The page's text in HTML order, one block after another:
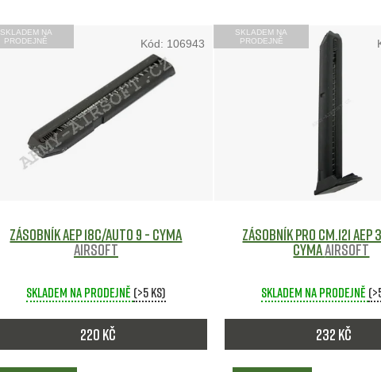
SKLADEM NA
PRODEJNĚ
Zásobník AEP 18C/Auto 9 - CYMA
Airsoft
Skladem na prodejně (>5 ks)
220 Kč
Kód: 106943
SKLADEM NA
PRODEJNĚ
Zásobník pro CM.121
CYMAAirsoft
Skladem na prodejně
232 Kč